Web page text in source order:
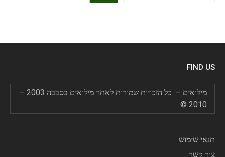
FIND US
מילואים – כל הזכויות שמורות לאתר מילואים בסבבה 2003 –
2010 ©
תנאי שימוש
צור קשר